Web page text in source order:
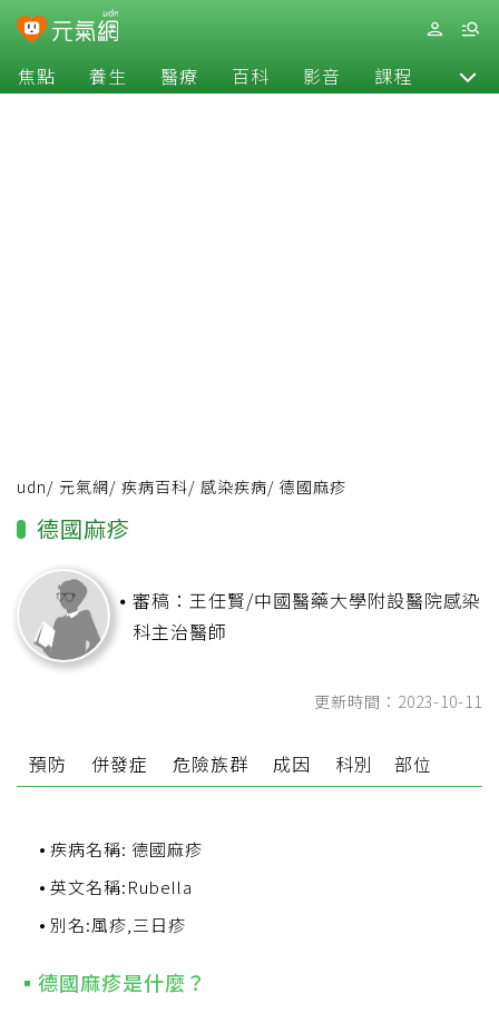
焦點 養生 醫療 百科 影音 課程 退休
udn/ 元氣網/ 疾病百科/ 感染疾病/ 德國麻疹
德國麻疹
審稿：王任賢/中國醫藥大學附設醫院感染
科主治醫師
更新時間：2023-10-11
預防 併發症 危險族群 成因 科別 部位
疾病名稱: 德國麻疹
英文名稱:Rubella
別名:風疹,三日疹
德國麻疹是什麼？